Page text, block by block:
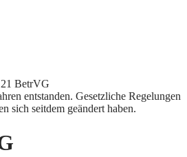
BetrVG
entstanden. Gesetzliche Regelungen
sich seitdem geändert haben.